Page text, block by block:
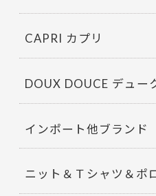
CAPRI カプリ
DOUX DOUCE デュ
インポート他ブランド
ニット＆Ｔシャツ＆ポ